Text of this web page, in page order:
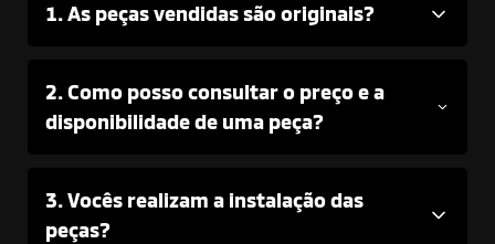
1. As peças vendidas são originais?
2. Como posso consultar o preço e a
disponibilidade de uma peça?
3. Vocês realizam a instalação das
peças?